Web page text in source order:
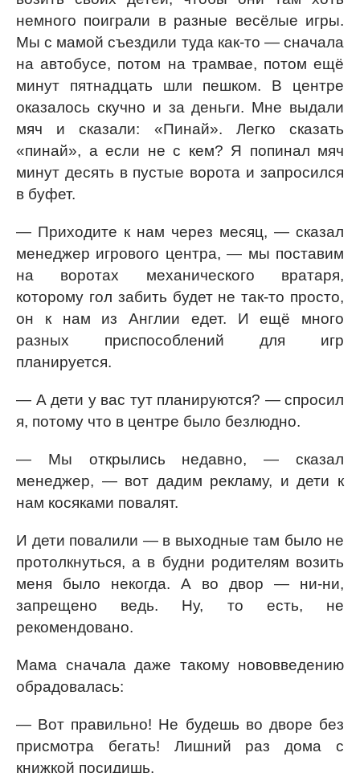
немного поиграли в разные весёлые игры.
Мы с мамой съездили туда как-то — сначала
на автобусе, потом на трамвае, потом ещё
минут пятнадцать шли пешком. В центре
оказалось скучно и за деньги. Мне выдали
мяч и сказали: «Пинай». Легко сказать
«пинай», а если не с кем? Я попинал мяч
минут десять в пустые ворота и запросился
в буфет.
— Приходите к нам через месяц, — сказал
менеджер игрового центра, — мы поставим
на воротах механического вратаря,
которому гол забить будет не так-то просто,
он к нам из Англии едет. И ещё много
разных приспособлений для игр
планируется.
— А дети у вас тут планируются? — спросил
я, потому что в центре было безлюдно.
— Мы открылись недавно, — сказал
менеджер, — вот дадим рекламу, и дети к
нам косяками повалят.
И дети повалили — в выходные там было не
протолкнуться, а в будни родителям возить
меня было некогда. А во двор — ни-ни,
запрещено ведь. Ну, то есть, не
рекомендовано.
Мама сначала даже такому нововведению
обрадовалась:
— Вот правильно! Не будешь во дворе без
присмотра бегать! Лишний раз дома с
книжкой посидишь.